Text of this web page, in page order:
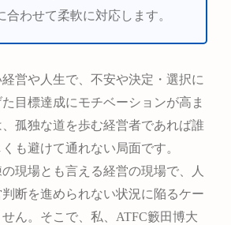
合わせて柔軟に対応します。
営や人生で、不安や決定・選択に
目標達成にモチベーションが高ま
孤独な道を歩む経営者であれば誰
も避けて通れない局面です。
現場とも言える経営の現場で、人
断を進められない状況に陥るケー
ん。そこで、私、ATFC籔田博大